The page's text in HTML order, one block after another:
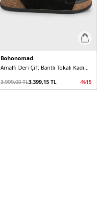
Bohonomad
Amalfi Deri Çift Bantlı Tokalı Kadın Sandalet
3.999,00TL3.399,15 TL -%15